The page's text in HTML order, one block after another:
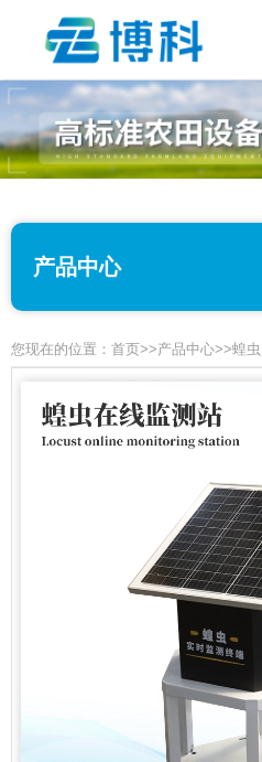
产品中心
您现在的位置： 首页>>产品中心>>蝗